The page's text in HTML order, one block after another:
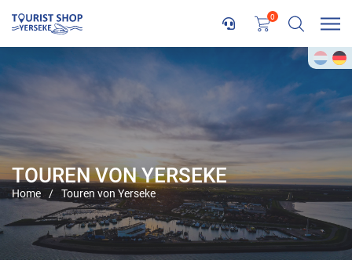
0
TOUREN VON YERSEKE
Home / Touren von Yerseke